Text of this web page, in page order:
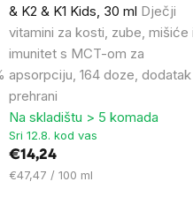
& K2 & K1 Kids, 30 ml Dječji
vitamini za kosti, zube, mišiće i
imunitet s MCT-om za
apsorpciju, 164 doze, dodatak
prehrani
Na skladištu > 5 komada
Sri 12.8. kod vas
€14,24
Cijena
€47,47 / 100 ml